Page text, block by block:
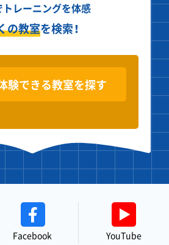
トレーニングを体感
の教室を検索！
験できる教室を探す
Facebook YouTube